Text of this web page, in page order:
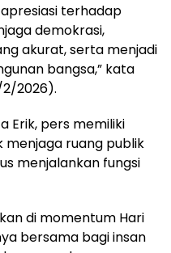
terhadap
demokrasi,
akurat, serta menjadi
bangsa,” kata
2/2026).
Erik, pers memiliki
menjaga ruang publik
menjalankan fungsi
di momentum Hari
bersama bagi insan